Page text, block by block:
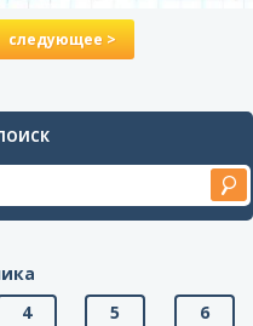
следующее >
4 5 6